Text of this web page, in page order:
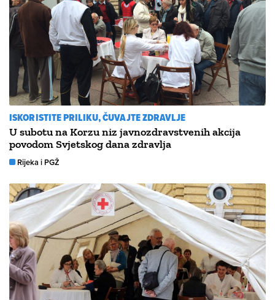
ISKORISTITE PRILIKU, ČUVAJTE ZDRAVLJE
U subotu na Korzu niz javnozdravstvenih akcija
povodom Svjetskog dana zdravlja
Rijeka i PGŽ